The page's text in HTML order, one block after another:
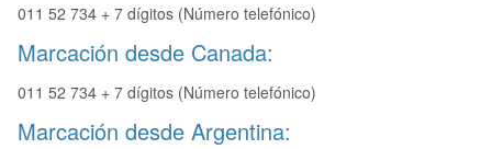
011 52 734 + 7 dígitos (Número telefónico)
Marcación desde Canada:
011 52 734 + 7 dígitos (Número telefónico)
Marcación desde Argentina: